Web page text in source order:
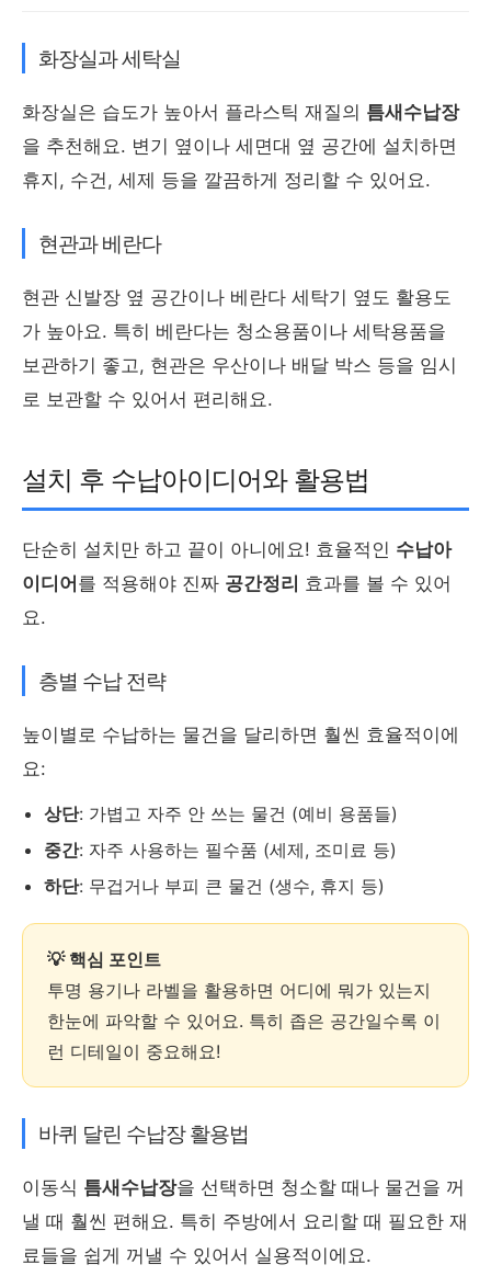
화장실과 세탁실
화장실은 습도가 높아서 플라스틱 재질의 틈새수납장
을 추천해요. 변기 옆이나 세면대 옆 공간에 설치하면
휴지, 수건, 세제 등을 깔끔하게 정리할 수 있어요.
현관과 베란다
현관 신발장 옆 공간이나 베란다 세탁기 옆도 활용도
가 높아요. 특히 베란다는 청소용품이나 세탁용품을
보관하기 좋고, 현관은 우산이나 배달 박스 등을 임시
로 보관할 수 있어서 편리해요.
설치 후 수납아이디어와 활용법
단순히 설치만 하고 끝이 아니에요! 효율적인 수납아
이디어 를 적용해야 진짜 공간정리 효과를 볼 수 있어
요.
층별 수납 전략
높이별로 수납하는 물건을 달리하면 훨씬 효율적이에
요:
상단: 가볍고 자주 안 쓰는 물건 (예비 용품들)
중간: 자주 사용하는 필수품 (세제, 조미료 등)
하단: 무겁거나 부피 큰 물건 (생수, 휴지 등)
💡 핵심 포인트
투명 용기나 라벨을 활용하면 어디에 뭐가 있는지
한눈에 파악할 수 있어요. 특히 좁은 공간일수록 이
런 디테일이 중요해요!
바퀴 달린 수납장 활용법
이동식 틈새수납장을 선택하면 청소할 때나 물건을 꺼
낼 때 훨씬 편해요. 특히 주방에서 요리할 때 필요한 재
료들을 쉽게 꺼낼 수 있어서 실용적이에요.